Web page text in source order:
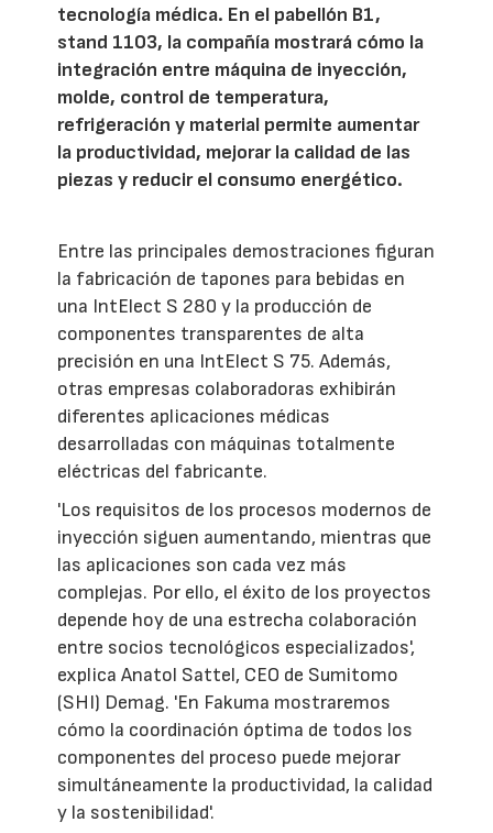
tecnología médica. En el pabellón B1,
stand 1103, la compañía mostrará cómo la
integración entre máquina de inyección,
molde, control de temperatura,
refrigeración y material permite aumentar
la productividad, mejorar la calidad de las
piezas y reducir el consumo energético.
Entre las principales demostraciones figuran
la fabricación de tapones para bebidas en
una IntElect S 280 y la producción de
componentes transparentes de alta
precisión en una IntElect S 75. Además,
otras empresas colaboradoras exhibirán
diferentes aplicaciones médicas
desarrolladas con máquinas totalmente
eléctricas del fabricante.
'Los requisitos de los procesos modernos de
inyección siguen aumentando, mientras que
las aplicaciones son cada vez más
complejas. Por ello, el éxito de los proyectos
depende hoy de una estrecha colaboración
entre socios tecnológicos especializados',
explica Anatol Sattel, CEO de Sumitomo
(SHI) Demag. 'En Fakuma mostraremos
cómo la coordinación óptima de todos los
componentes del proceso puede mejorar
simultáneamente la productividad, la calidad
y la sostenibilidad'.